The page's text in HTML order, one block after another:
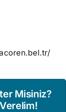
Misiniz?